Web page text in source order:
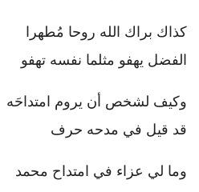
كذاك براك الله
الفضل يهفو مثلما نفسه تهفو
وكيف لشخص أن يروم
قد قيل في مدحه حرف
وما لي عزاء في